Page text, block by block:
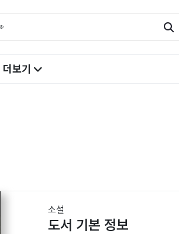
더보기
소설
도서 기본 정보